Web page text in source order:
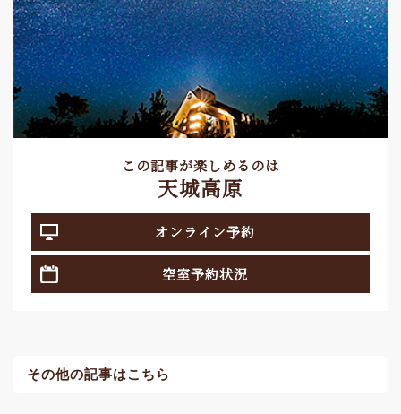
この記事が楽しめるのは
天城高原
オンライン予約
空室予約状況
その他の記事はこちら